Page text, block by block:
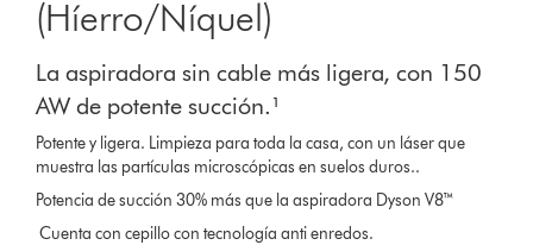
(Híerro/Níquel)
La aspiradora sin cable más ligera, con 150
AW de potente succión.¹
Potente y ligera. Limpieza para toda la casa, con un láser que
muestra las partículas microscópicas en suelos duros..
Potencia de succión 30% más que la aspiradora Dyson V8™
Cuenta con cepillo con tecnología anti enredos.